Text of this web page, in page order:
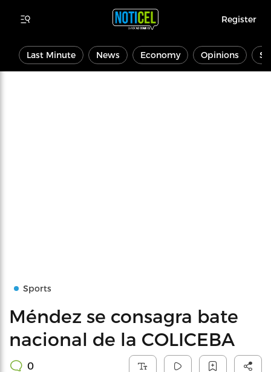
Register
Last Minute News Economy Opinions
Sports
Méndez se consagra bate
nacional de la COLICEBA
0